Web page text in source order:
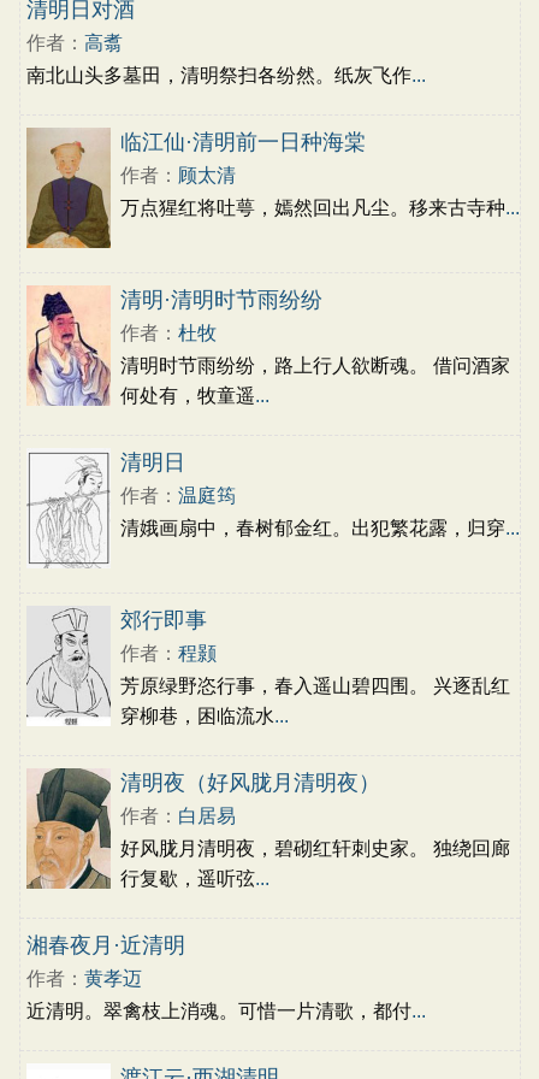
初中文言文
唐诗三百首
古诗三百首 宋词三百首
清明日对酒
作者： 高翥
南北山头多墓田，清明祭扫各纷然。纸灰飞作...
临江仙·清明前一日种海棠
作者： 顾太清
万点猩红将吐萼，嫣然回出凡尘。移来古寺种...
清明·清明时节雨纷纷
作者： 杜牧
清明时节雨纷纷，路上行人欲断魂。 借问酒家
何处有，牧童遥...
清明日
作者： 温庭筠
清娥画扇中，春树郁金红。出犯繁花露，归穿...
郊行即事
作者： 程颢
芳原绿野恣行事，春入遥山碧四围。 兴逐乱红
穿柳巷，困临流水...
清明夜（好风胧月清明夜）
作者： 白居易
好风胧月清明夜，碧砌红轩刺史家。 独绕回廊
行复歇，遥听弦...
湘春夜月·近清明
作者： 黄孝迈
近清明。翠禽枝上消魂。可惜一片清歌，都付...